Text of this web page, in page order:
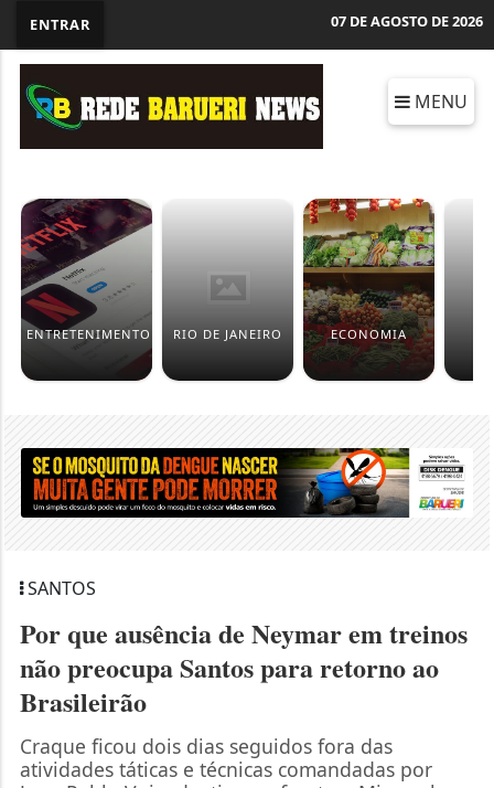
ENTRAR 07 DE AGOSTO DE 2026
MENU
ENTRETENIMENTO RIO DE JANEIRO ECONOMIA
SANTOS
Por que ausência de Neymar em treinos
não preocupa Santos para retorno ao
Brasileirão
Craque ficou dois dias seguidos fora das
atividades táticas e técnicas comandadas por